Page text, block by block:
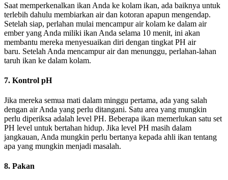
Saat memperkenalkan ikan Anda ke kolam ikan, ada baiknya untuk
terlebih dahulu membiarkan air dan kotoran apapun mengendap.
Setelah siap, perlahan mulai mencampur air kolam ke dalam air
ember yang Anda miliki ikan Anda selama 10 menit, ini akan
membantu mereka menyesuaikan diri dengan tingkat PH air
baru. Setelah Anda mencampur air dan menunggu, perlahan-lahan
taruh ikan ke dalam kolam.
7. Kontrol pH
Jika mereka semua mati dalam minggu pertama, ada yang salah
dengan air Anda yang perlu ditangani. Satu area yang mungkin
perlu diperiksa adalah level PH. Beberapa ikan memerlukan satu set
PH level untuk bertahan hidup. Jika level PH masih dalam
jangkauan, Anda mungkin perlu bertanya kepada ahli ikan tentang
apa yang mungkin menjadi masalah.
8. Pakan